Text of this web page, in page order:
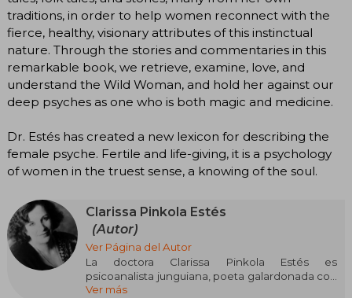
traditions, in order to help women reconnect with the
fierce, healthy, visionary attributes of this instinctual
nature. Through the stories and commentaries in this
remarkable book, we retrieve, examine, love, and
understand the Wild Woman, and hold her against our
deep psyches as one who is both magic and medicine.
Dr. Estés has created a new lexicon for describing the
female psyche. Fertile and life-giving, it is a psychology
of women in the truest sense, a knowing of the soul.
Clarissa Pinkola Estés
(Autor)
Ver Página del Autor
La doctora Clarissa Pinkola Estés es
psicoanalista junguiana, poeta galardonada con
varios premios, contadora y guardiana de los
Ver más